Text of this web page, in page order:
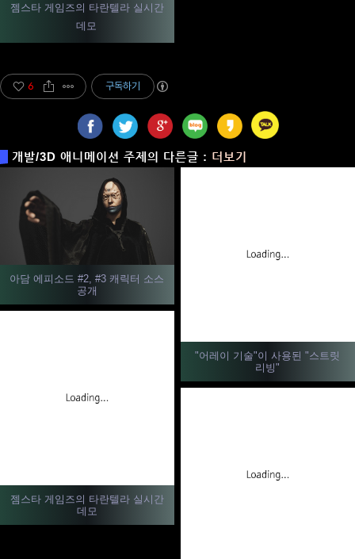
젬스타 게임즈의 타란텔라 실시간
데모
6 구독하기
개발/3D 애니메이션 주제의 다른글 : 더보기
아담 에피소드 #2, #3 캐릭터 소스
공개
"어레이 기술"이 사용된 "스트릿
리빙"
젬스타 게임즈의 타란텔라 실시간
데모